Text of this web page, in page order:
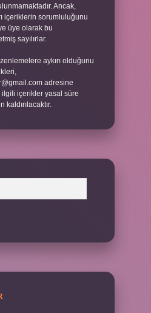
Ancak,
içeriklerin sorumluluğunu
üye olarak bu
sayılırlar.
aykırı olduğunu
adresine
içerikler yasal süre